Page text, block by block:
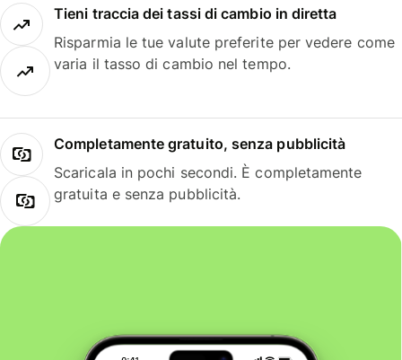
Tieni traccia dei tassi di cambio in diretta
Risparmia le tue valute preferite per vedere come
varia il tasso di cambio nel tempo.
Completamente gratuito, senza pubblicità
Scaricala in pochi secondi. È completamente
gratuita e senza pubblicità.